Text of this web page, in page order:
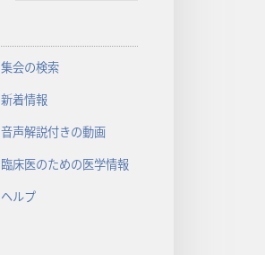
集会の検索
新着情報
音声解説付きの動画
臨床医のための医学情報
ヘルプ